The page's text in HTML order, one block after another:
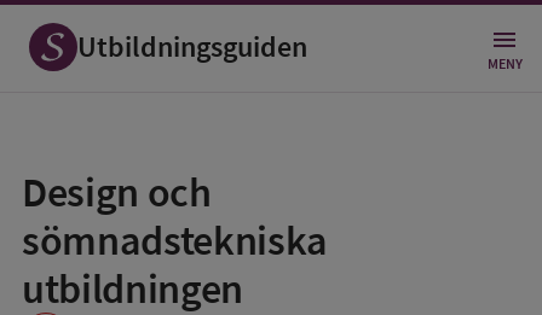
Utbildningsguiden MENY
Design och
sömnadstekniska
utbildningen
som
favorit